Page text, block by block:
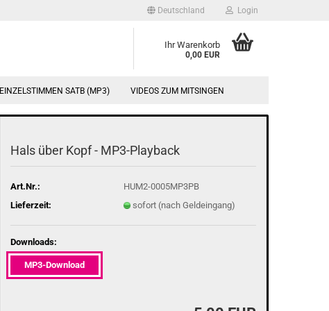
Deutschland Login
Ihr Warenkorb
0,00 EUR
EINZELSTIMMEN SATB (MP3) VIDEOS ZUM MITSINGEN
Hals über Kopf - MP3-​Playback
Art.Nr.:
HUM2-0005MP3PB
Lieferzeit:
sofort (nach Geldeingang)
Downloads:
MP3-Download